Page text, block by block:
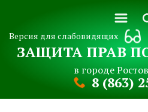
Версия для слабовидящих
ЗАЩИТА ПРАВ
в городе
8 (863)